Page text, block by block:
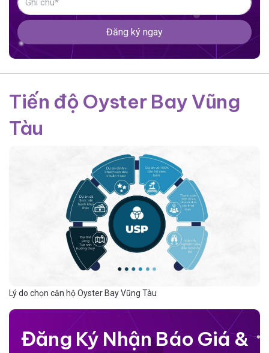
Đăng ký ngay
Tiến độ Oyster Bay Vũng
Tàu
Lý do chọn căn hộ Oyster Bay Vũng Tàu
Đăng Ký Nhận Báo Giá &